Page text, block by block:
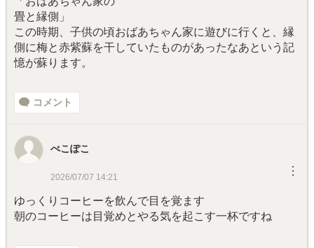
畳と縁側」
この時期、子供の頃おばあちゃん家に遊びに行くと、縁
側に梅と赤紫蘇を干していたものがあったなあという記
憶が蘇ります。
コメント
ぺこぽこ
2026/07/07 14:21 ︙
ゆっくりコーヒーを飲んで目を覚ます
朝のコーヒーは目覚めとやる気を起こす一杯ですね